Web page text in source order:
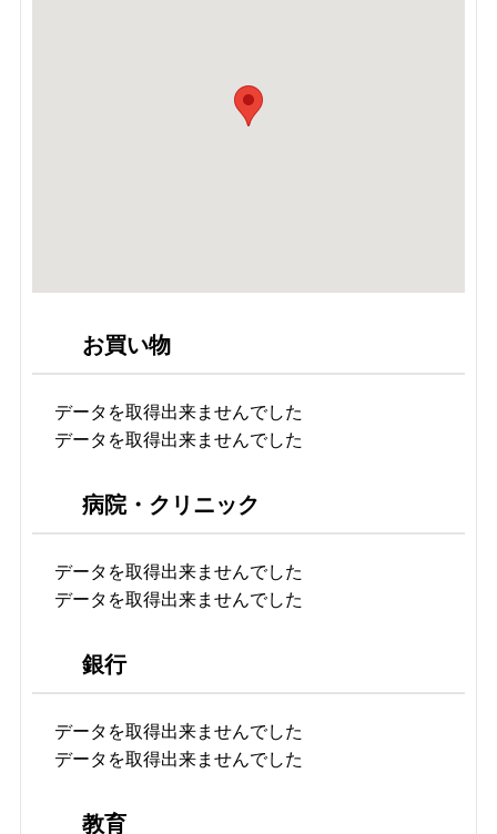
お買い物
データを取得出来ませんでした
データを取得出来ませんでした
病院・クリニック
データを取得出来ませんでした
データを取得出来ませんでした
銀行
データを取得出来ませんでした
データを取得出来ませんでした
教育